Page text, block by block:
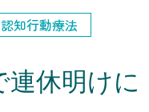
認知行動療法
連休明け